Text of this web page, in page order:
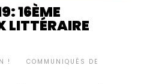
16ÈME
LITTÉRAIRE
!
COMMUNIQUÉS DE